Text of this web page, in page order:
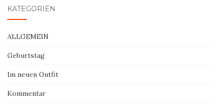
KATEGORIEN
ALLGEMEIN
Geburtstag
Im neuen Outfit
Kommentar